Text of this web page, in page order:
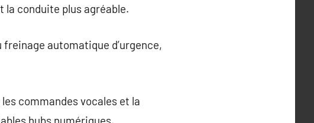
conduite plus agréable.
automatique d’urgence,
commandes vocales et la
hubs numériques.